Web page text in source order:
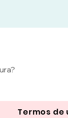
Termos de